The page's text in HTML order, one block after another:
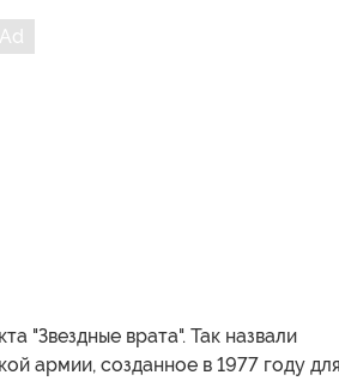
"Звездные врата". Так назвали
армии, созданное в 1977 году для